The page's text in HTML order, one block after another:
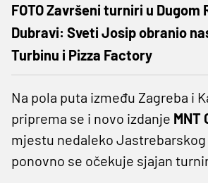
FOTO Završeni turniri u Dugom
Dubravi: Sveti Josip obranio
Turbinu i Pizza Factory
Na pola puta između Zagreba i
priprema se i novo izdanje MNT
mjestu nedaleko Jastrebarskog
ponovno se očekuje sjajan